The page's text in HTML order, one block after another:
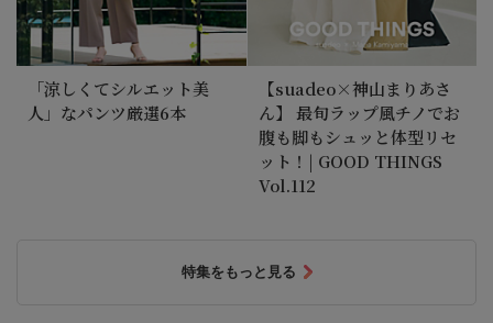
「涼しくてシルエット美
人」なパンツ厳選6本
【suadeo×神山まりあさ
ん】 最旬ラップ風チノでお
腹も脚もシュッと体型リセ
ット！| GOOD THINGS
Vol.112
特集をもっと見る